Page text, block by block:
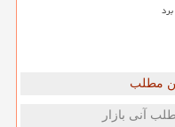
مطلب
آنی بازار